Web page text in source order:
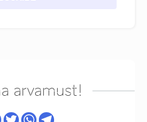
arvamust!